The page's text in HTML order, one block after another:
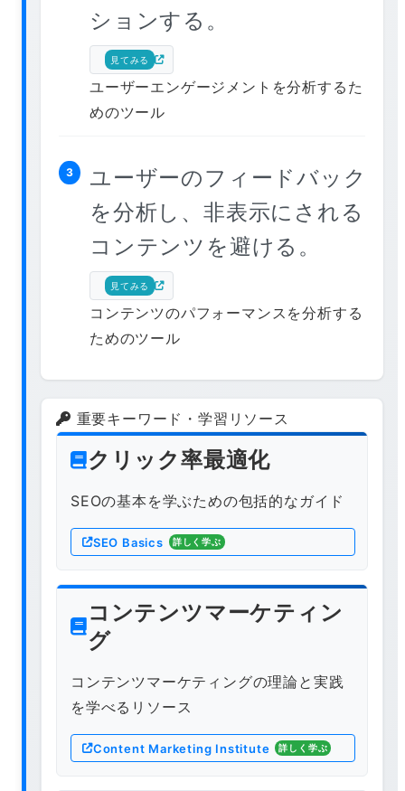
ションする。
見てみる
ユーザーエンゲージメントを分析するた
めのツール
3
ユーザーのフィードバック
を分析し、非表示にされる
コンテンツを避ける。
見てみる
コンテンツのパフォーマンスを分析する
ためのツール
重要キーワード・学習リソース
クリック率最適化
SEOの基本を学ぶための包括的なガイド
SEO Basics 詳しく学ぶ
コンテンツマーケティン
グ
コンテンツマーケティングの理論と実践
を学べるリソース
Content Marketing Institute 詳しく学ぶ